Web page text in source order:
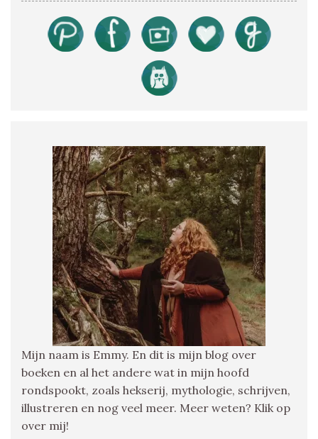
Mijn naam is Emmy. En dit is mijn blog over
boeken en al het andere wat in mijn hoofd
rondspookt, zoals hekserij, mythologie, schrijven,
illustreren en nog veel meer. Meer weten? Klik op
over mij!